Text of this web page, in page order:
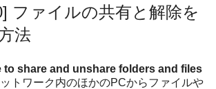
ファイルの共有と解除を
法
to share and unshare folders and files
トワーク内のほかのPCからファイルや